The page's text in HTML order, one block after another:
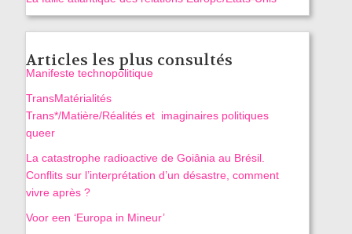
Articles les plus consultés
Manifeste technopolitique
TransMatérialités
Trans*/Matière/Réalités et imaginaires politiques
queer
La catastrophe radioactive de Goiânia au Brésil.
Conflits sur l’interprétation d’un désastre, comment
vivre après ?
Voor een ‘Europa in Mineur’